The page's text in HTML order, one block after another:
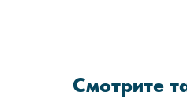
Смотрите